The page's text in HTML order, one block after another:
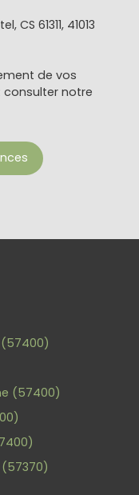
CS 61311, 41013
de vos
consulter notre
(57400)